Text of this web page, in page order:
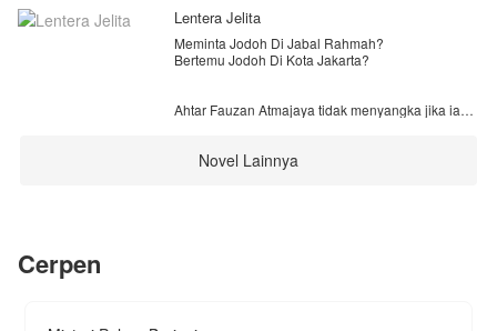
​Sisa pil beracun yang dibuang? Ekstrak menjadi
tetesan Qi murni tanpa cela!
Mayat binatang buas tingkat tinggi? Ekstrak esensi
Ekstrak dan jadikan milik sendiri!
pintar di bidang akademik, murah senyum dan
lain dengan alasan sudah capek hidup miskin dan
ditambah kondisi ayahnya, menghilangkan
sederhana harus menjadi kuat dan tahan banting
keluarga sedang mengais rezeki sebagai kuli
Lentera Jelita
Meminta Jodoh Di Jabal Rahmah?
Bertemu Jodoh Di Kota Jakarta?
Ahtar Fauzan Atmajaya tidak menyangka jika ia
dan Kristen agama saya.”
Novel Lainnya
Cerpen